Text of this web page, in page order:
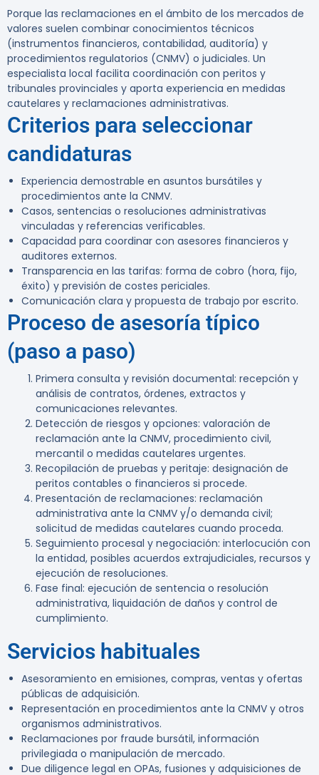
Porque las reclamaciones en el ámbito de los mercados de
valores suelen combinar conocimientos técnicos
(instrumentos financieros, contabilidad, auditoría) y
procedimientos regulatorios (CNMV) o judiciales. Un
especialista local facilita coordinación con peritos y
tribunales provinciales y aporta experiencia en medidas
cautelares y reclamaciones administrativas.
Criterios para seleccionar
candidaturas
Experiencia demostrable en asuntos bursátiles y
procedimientos ante la CNMV.
Casos, sentencias o resoluciones administrativas
vinculadas y referencias verificables.
Capacidad para coordinar con asesores financieros y
auditores externos.
Transparencia en las tarifas: forma de cobro (hora, fijo,
éxito) y previsión de costes periciales.
Comunicación clara y propuesta de trabajo por escrito.
Proceso de asesoría típico
(paso a paso)
Primera consulta y revisión documental: recepción y
análisis de contratos, órdenes, extractos y
comunicaciones relevantes.
Detección de riesgos y opciones: valoración de
reclamación ante la CNMV, procedimiento civil,
mercantil o medidas cautelares urgentes.
Recopilación de pruebas y peritaje: designación de
peritos contables o financieros si procede.
Presentación de reclamaciones: reclamación
administrativa ante la CNMV y/o demanda civil;
solicitud de medidas cautelares cuando proceda.
Seguimiento procesal y negociación: interlocución con
la entidad, posibles acuerdos extrajudiciales, recursos y
ejecución de resoluciones.
Fase final: ejecución de sentencia o resolución
administrativa, liquidación de daños y control de
cumplimiento.
Servicios habituales
Asesoramiento en emisiones, compras, ventas y ofertas
públicas de adquisición.
Representación en procedimientos ante la CNMV y otros
organismos administrativos.
Reclamaciones por fraude bursátil, información
privilegiada o manipulación de mercado.
Due diligence legal en OPAs, fusiones y adquisiciones de